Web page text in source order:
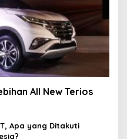
All New Terios
Apa yang Ditakuti